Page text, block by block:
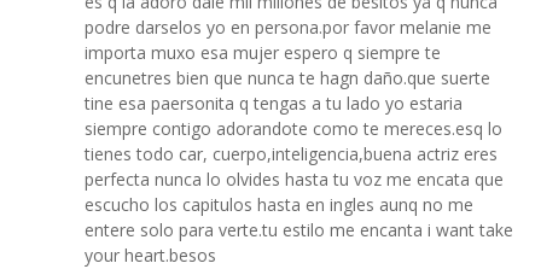
podre darselos yo en persona.por favor melanie me
importa muxo esa mujer espero q siempre te
encunetres bien que nunca te hagn daño.que suerte
tine esa paersonita q tengas a tu lado yo estaria
siempre contigo adorandote como te mereces.esq lo
tienes todo car, cuerpo,inteligencia,buena actriz eres
perfecta nunca lo olvides hasta tu voz me encata que
escucho los capitulos hasta en ingles aunq no me
entere solo para verte.tu estilo me encanta i want take
your heart.besos